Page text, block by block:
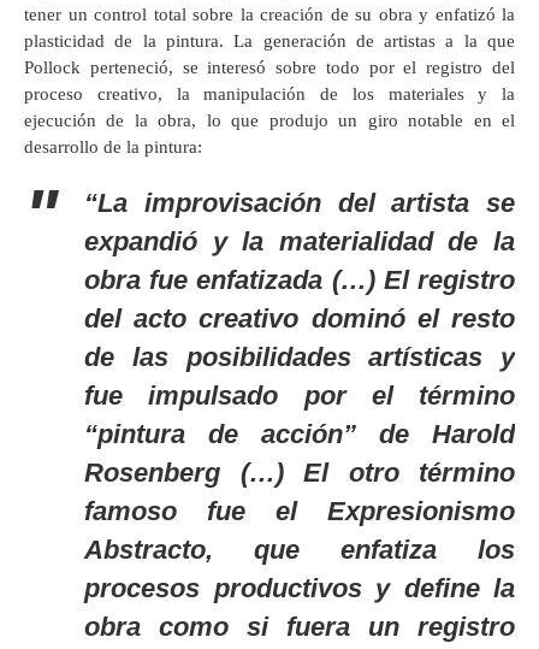
tener un control total sobre la creación de su obra y enfatizó la
plasticidad de la pintura. La generación de artistas a la que
Pollock perteneció, se interesó sobre todo por el registro del
proceso creativo, la manipulación de los materiales y la
ejecución de la obra, lo que produjo un giro notable en el
desarrollo de la pintura:
“La improvisación del artista se
expandió y la materialidad de la
obra fue enfatizada (…) El registro
del acto creativo dominó el resto
de las posibilidades artísticas y
fue impulsado por el término
“pintura de acción” de Harold
Rosenberg (…) El otro término
famoso fue el Expresionismo
Abstracto, que enfatiza los
procesos productivos y define la
obra como si fuera un registro